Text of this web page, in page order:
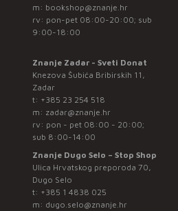
m: bookshop@znanje.hr
rv: pon-pet 08:00-20:00; sub
9:00-18:00
Znanje Zadar - Sveti Donat
Knezova Šubića Bribirskih 11,
Zadar
t: +385 23 254 518
m: zadar@znanje.hr
rv: pon - pet 08:00 - 20:00;
sub 8:00-14:00
Znanje Dugo Selo – Stop Shop
Ulica Hrvatskog preporoda 70,
Dugo Selo
t: +385 1 4838 025
m: dugo.selo@znanje.hr